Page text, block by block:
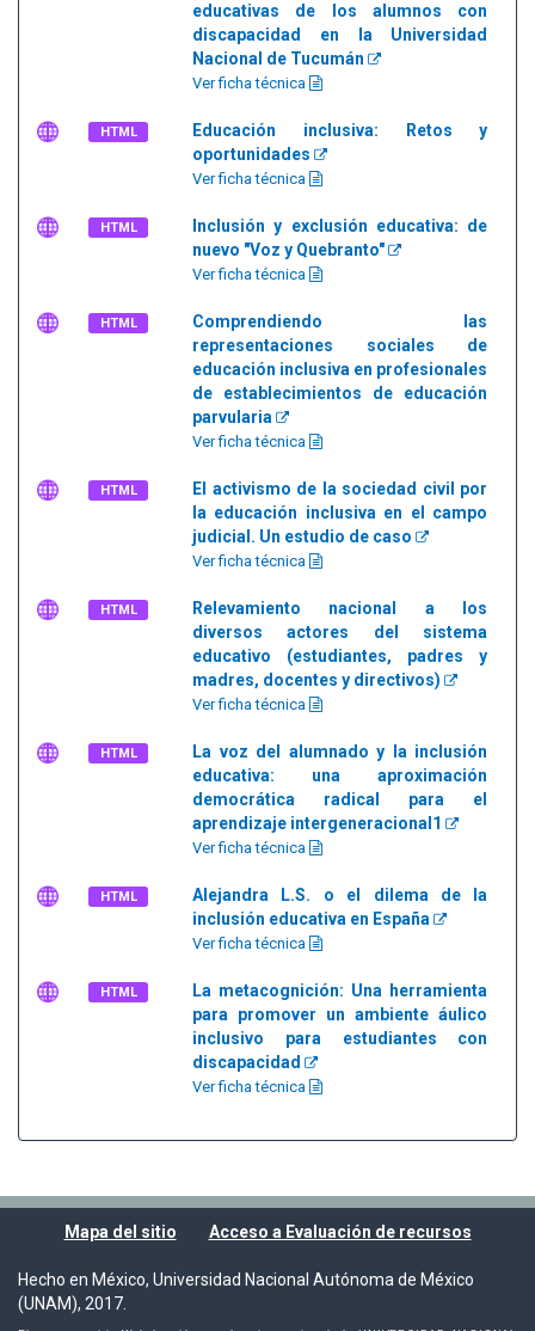
educativas de los alumnos con
discapacidad en la Universidad
Nacional de Tucumán
Ver ficha técnica
HTML
Educación inclusiva: Retos y
oportunidades
Ver ficha técnica
HTML
Inclusión y exclusión educativa: de
nuevo "Voz y Quebranto"
Ver ficha técnica
HTML
Comprendiendo las
representaciones sociales de
educación inclusiva en profesionales
de establecimientos de educación
parvularia
Ver ficha técnica
HTML
El activismo de la sociedad civil por
la educación inclusiva en el campo
judicial. Un estudio de caso
Ver ficha técnica
HTML
Relevamiento nacional a los
diversos actores del sistema
educativo (estudiantes, padres y
madres, docentes y directivos)
Ver ficha técnica
HTML
La voz del alumnado y la inclusión
educativa: una aproximación
democrática radical para el
aprendizaje intergeneracional1
Ver ficha técnica
HTML
Alejandra L.S. o el dilema de la
inclusión educativa en España
Ver ficha técnica
HTML
La metacognición: Una herramienta
para promover un ambiente áulico
inclusivo para estudiantes con
discapacidad
Ver ficha técnica
Mapa del sitio Acceso a Evaluación de recursos
Hecho en México, Universidad Nacional Autónoma de México
(UNAM), 2017.